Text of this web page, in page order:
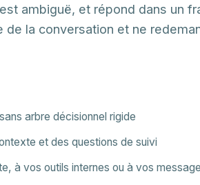
ambiguë, et répond dans un
de la conversation et ne
arbre décisionnel rigide
et des questions de suivi
à vos outils internes ou à vos